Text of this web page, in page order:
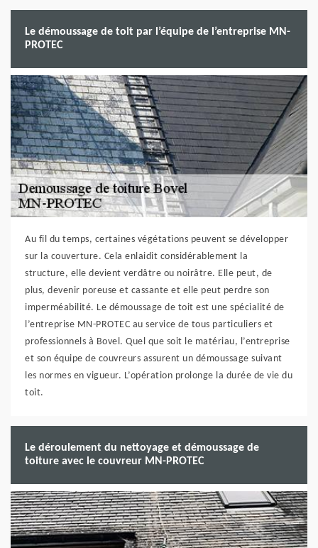
Le démoussage de toit par l’équipe de l’entreprise MN-
PROTEC
Au fil du temps, certaines végétations peuvent se développer
sur la couverture. Cela enlaidit considérablement la
structure, elle devient verdâtre ou noirâtre. Elle peut, de
plus, devenir poreuse et cassante et elle peut perdre son
imperméabilité. Le démoussage de toit est une spécialité de
l’entreprise MN-PROTEC au service de tous particuliers et
professionnels à Bovel. Quel que soit le matériau, l’entreprise
et son équipe de couvreurs assurent un démoussage suivant
les normes en vigueur. L’opération prolonge la durée de vie du
toit.
Le déroulement du nettoyage et démoussage de
toiture avec le couvreur MN-PROTEC